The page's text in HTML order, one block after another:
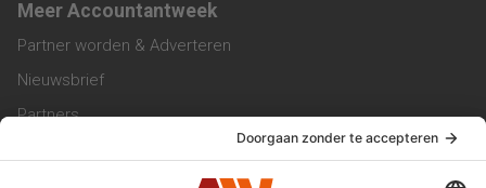
Meer Accountantweek
Partner worden & Adverteren
Nieuwsbrief
Partners